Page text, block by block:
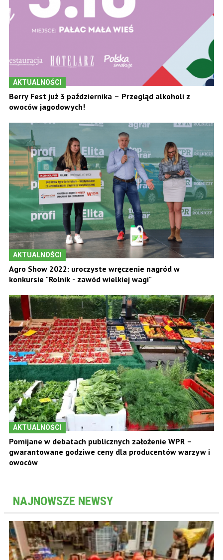
AKTUALNOŚCI
Berry Fest już 3 października – Przegląd alkoholi z
owoców jagodowych!
AKTUALNOŚCI
Agro Show 2022: uroczyste wręczenie nagród w
konkursie "Rolnik - zawód wielkiej wagi"
AKTUALNOŚCI
Pomijane w debatach publicznych założenie WPR –
gwarantowane godziwe ceny dla producentów warzyw i
owoców
NAJNOWSZE NEWSY